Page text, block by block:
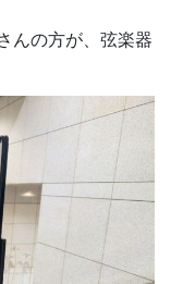
んの方が、弦楽器